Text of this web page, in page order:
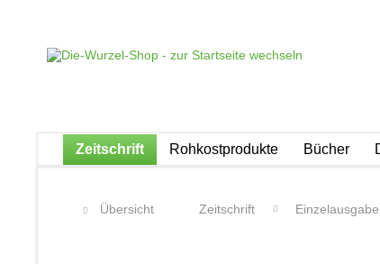
Zeitschrift Rohkostprodukte Bücher
Übersicht Zeitschrift